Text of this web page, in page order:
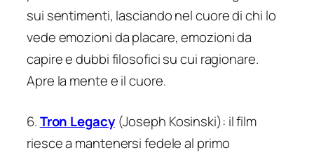
sui sentimenti, lasciando nel cuore di chi lo
vede emozioni da placare, emozioni da
capire e dubbi filosofici su cui ragionare.
Apre la mente e il cuore.
6.Tron Legacy(Joseph Kosinski): il film
riesce a mantenersi fedele al primo